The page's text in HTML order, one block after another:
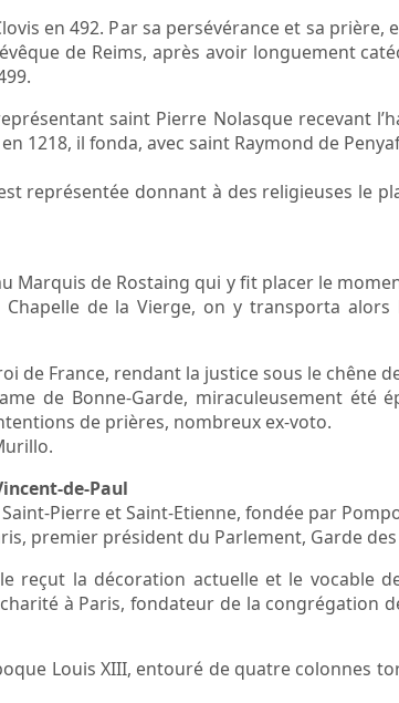
en 492. Par sa persévérance et sa prière,
de Reims, après avoir longuement
saint Pierre Nolasque recevant
1218, il fonda, avec saint Raymond de
représentée donnant à des religieuses le
Marquis de Rostaing qui y fit placer le
Chapelle de la Vierge, on y transporta
de France, rendant la justice sous le chêne
de Bonne-Garde, miraculeusement été
de prières, nombreux ex-voto.
de-Paul
Saint-Pierre et Saint-Etienne, fondée par
premier président du Parlement, Garde des
reçut la décoration actuelle et le vocable
à Paris, fondateur de la congrégation
Louis XIII, entouré de quatre colonnes